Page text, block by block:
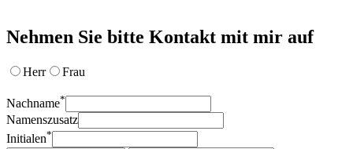
Nehmen Sie bitte Kontakt mit mir auf
Herr Frau
Nachname*
Namenszusatz
Initialen*